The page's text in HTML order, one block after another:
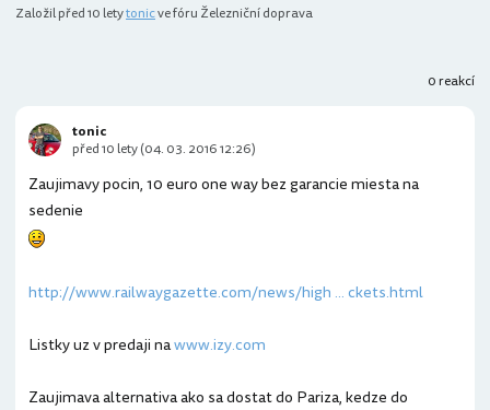
Založilpřed 10 letytonicve fóru Železniční doprava
0 reakcí
Zaujimavy pocin, 10 euro one way bez garancie miesta na
sedenie
http://www.railwaygazette.com/news/high ... ckets.html
Listky uz v predaji nawww.izy.com
Zaujimava alternativa ako sa dostat do Pariza, kedze do
tonic
před 10 lety (04. 03. 2016 12:26)